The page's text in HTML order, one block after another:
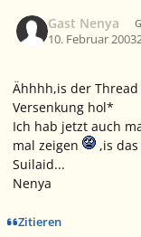
Gast Nenya
10. Februar 2003
Ähhhh,is der
Versenkung hol*
Ich hab jetzt auch
mal zeigen
,is
Suilaid...
Nenya
Zitieren